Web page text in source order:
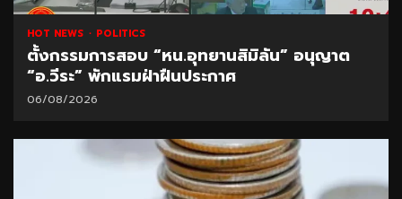
HOT NEWS POLITICS
ตั้งกรรมการสอบ “หน.อุทยานสิมิลัน” อนุญาต
“อ.วีระ” พักแรมฝ่าฝืนประกาศ
06/08/2026